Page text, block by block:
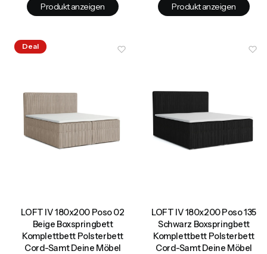
Produkt anzeigen Produkt anzeigen
Deal
LOFT IV 180x200 Poso 02
Beige Boxspringbett
Komplettbett Polsterbett
Cord-Samt Deine Möbel
LOFT IV 180x200 Poso 135
Schwarz Boxspringbett
Komplettbett Polsterbett
Cord-Samt Deine Möbel